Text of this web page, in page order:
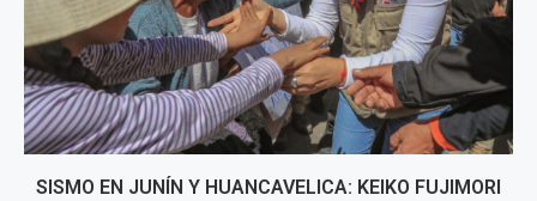
SISMO EN JUNÍN Y HUANCAVELICA: KEIKO FUJIMORI